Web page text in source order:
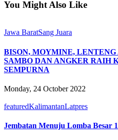
You Might Also Like
Jawa BaratSang Juara
BISON, MOYMINE, LENTENG
SAMBO DAN ANGKER RAIH
SEMPURNA
Monday, 24 October 2022
featuredKalimantanLatpres
Jembatan Menuju Lomba Besar